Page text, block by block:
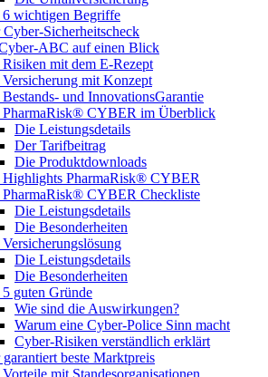
wichtigen Begriffe
Sicher­heits­check
ABC auf einen Blick
mit dem E-Rezept
mit Konzept
und InnovationsGarantie
CYBER im Überblick
Die Leistungsdetails
Der Tarifbeitrag
Die Produktdownloads
PharmaRisk® CYBER
CYBER Checkliste
Die Leistungsdetails
Die Besonderheiten
Die Leistungsdetails
Die Besonderheiten
guten Gründe
Wie sind die Auswirkungen?
Warum eine Cyber-Police Sinn macht
Cyber-Risiken verständlich erklärt
beste Marktpreis
mit Standesorganisationen